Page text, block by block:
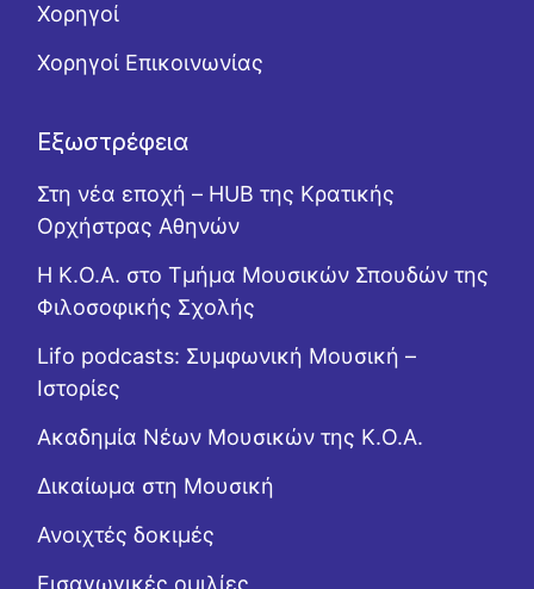
Χορηγοί
Χορηγοί Επικοινωνίας
Εξωστρέφεια
Στη νέα εποχή – HUB της Κρατικής
Ορχήστρας Αθηνών
Η Κ.Ο.Α. στο Τμήμα Μουσικών Σπουδών της
Φιλοσοφικής Σχολής
Lifo podcasts: Συμφωνική Μουσική –
Ιστορίες
Ακαδημία Νέων Μουσικών της Κ.Ο.Α.
Δικαίωμα στη Μουσική
Ανοιχτές δοκιμές
Εισαγωγικές ομιλίες